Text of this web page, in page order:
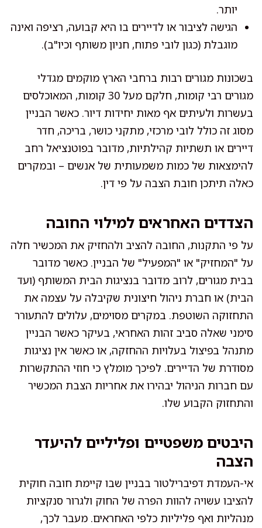
יותר.
הגישה לציבור או לדיירים בו היא קבועה, רציפה ואינה
מוגבלת (כגון לובי פתוח, חניון משותף וכיו"ב).
בשכונות מגורים רבות ברחבי הארץ מוקמים מגדלי
מגורים רבי קומות, חלקם מעל 30 קומות, המאוכלסים
בעשרות ולעיתים אף מאות יחידות דיור. כאשר הבניין
מסוג זה כולל לובי מרכזי, מתקני כושר, בריכה, חדר
דיירים או תשתיות קהילתיות, מדובר בפוטנציאל רחב
להימצאות של כמות משמעותית של אנשים – ובמקרים
כאלה תיתכן חובת הצבה על פי דין.
הצדדים האחראים למילוי החובה
על פי התקנות, החובה להציב ולהחזיק את המכשיר חלה
על "המחזיק" או "המפעיל" של הבניין. כאשר מדובר
בבית מגורים, לרוב מדובר בנציגות הבית המשותף (ועד
הבית) או חברת ניהול חיצונית שקיבלה על עצמה את
התחזוקה השוטפת. במקרים מסוימים, עלולים להתעורר
סימני שאלה סביב זהות האחראי, בעיקר כאשר הבניין
מתנהל בפיצול בעלויות ההחזקה, או כאשר אין נציגות
מסודרת של הדיירים. לפיכך מומלץ כי חוזי ההתקשרות
עם חברות הניהול יבהירו את אחריות הצבת המכשיר
והתחזוק הקבוע שלו.
היבטים משפטיים ופליליים להיעדר
הצבה
אי-העמדת דפיברילטור בבניין שבו קיימת חובה חוקית
להציבו עשויה להוות הפרה של החוק ולגרור סנקציות
מנהליות ואף פליליות כלפי האחראים. מעבר לכך,